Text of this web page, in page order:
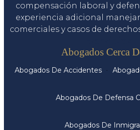
compensación laboral y
experiencia adicional
comerciales y casos de
Abogados Cerca
Abogados De Accidentes
Abogados De Defensa
Abogados De